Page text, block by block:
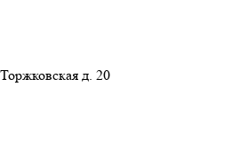
д. 20